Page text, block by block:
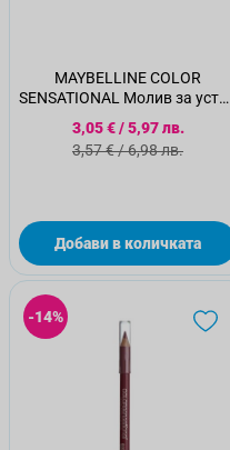
MAYBELLINE COLOR
SENSATIONAL Молив за устни
132
Специална цена
3,05 €/5,97 лв.
Стандартна цена
3,57 €/6,98 лв.
Добави в количката
-14%